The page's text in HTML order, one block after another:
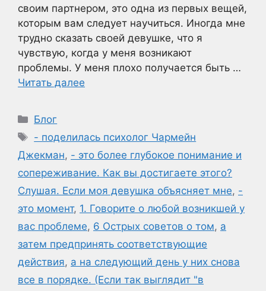
своим партнером, это одна из первых вещей,
которым вам следует научиться. Иногда мне
трудно сказать своей девушке, что я
чувствую, когда у меня возникают
проблемы. У меня плохо получается быть …
Читать далее
Рубрики
Блог
Метки
- поделилась психолог Чармейн
Джекман, - это более глубокое понимание и
сопереживание. Как вы достигаете этого?
Слушая. Если моя девушка объясняет мне, -
это момент, 1. Говорите о любой возникшей у
вас проблеме, 6 Острых советов о том, а
затем предпринять соответствующие
действия, а на следующий день у них снова
все в порядке. (Если так выглядит "в